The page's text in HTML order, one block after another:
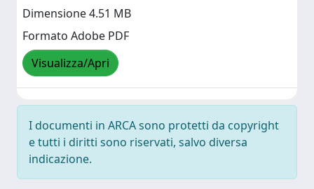
Dimensione 4.51 MB
Formato Adobe PDF
Visualizza/Apri
I documenti in ARCA sono protetti da copyright
e tutti i diritti sono riservati, salvo diversa
indicazione.